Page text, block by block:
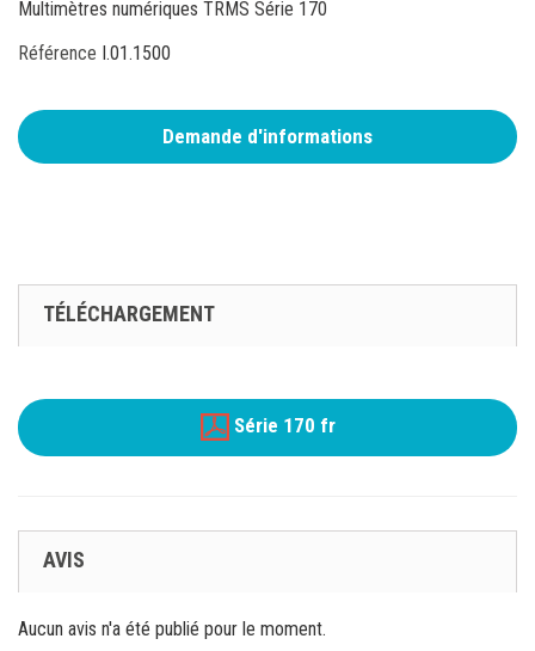
Multimètres numériques TRMS Série 170
Référence I.01.1500
Demande d'informations
TÉLÉCHARGEMENT
Série 170 fr
AVIS
Aucun avis n'a été publié pour le moment.